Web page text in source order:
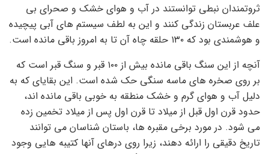
ثروتمندان نبطی توانستند در آب و هوای خشک و صحرای بی
علف عربستان زندگی کنند و این به لطف سیستم های آبی پیچیده
و هوشمندی بود که ۱۳۰ حلقه چاه آن تا به امروز باقی مانده است.
آنچه از این سنگ باقی مانده بیش از ۱۰۰ قبر و سنگ قبر است که
بر روی صخره های ماسه سنگی حک شده است. این بقایای که به
دلیل آب و هوای گرم و خشک منطقه به خوبی باقی مانده اند،
حدود قرن اول قبل از میلاد تا قرن اول پس از میلاد تخمین زده
می شود. در مورد برخی مقبره ها، باستان شناسان می توانند
تاریخ دقیقی را ارائه دهند، زیرا روی درهای آنها کتیبه هایی وجود